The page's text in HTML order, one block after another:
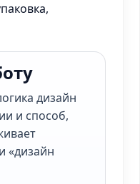
дизайн
и способ,
«дизайн